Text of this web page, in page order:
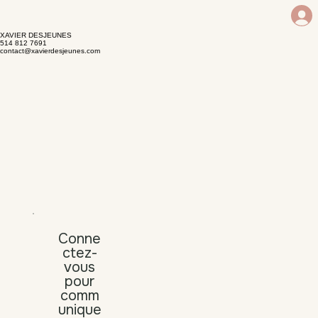
XAVIER DESJEUNES
514 812 7691
contact@xavierdesjeunes.com
Conne
ctez-
vous
pour
comm
unique